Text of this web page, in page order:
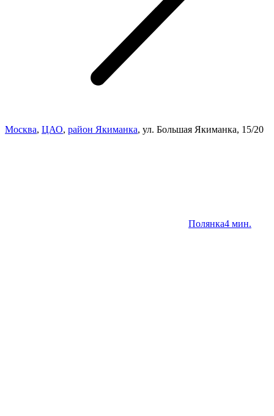
Москва, ЦАО, район Якиманка, ул. Большая Якиманка, 15/20
Полянка4 мин.